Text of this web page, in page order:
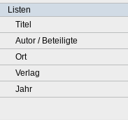
Listen
Titel
Autor / Beteiligte
Ort
Verlag
Jahr